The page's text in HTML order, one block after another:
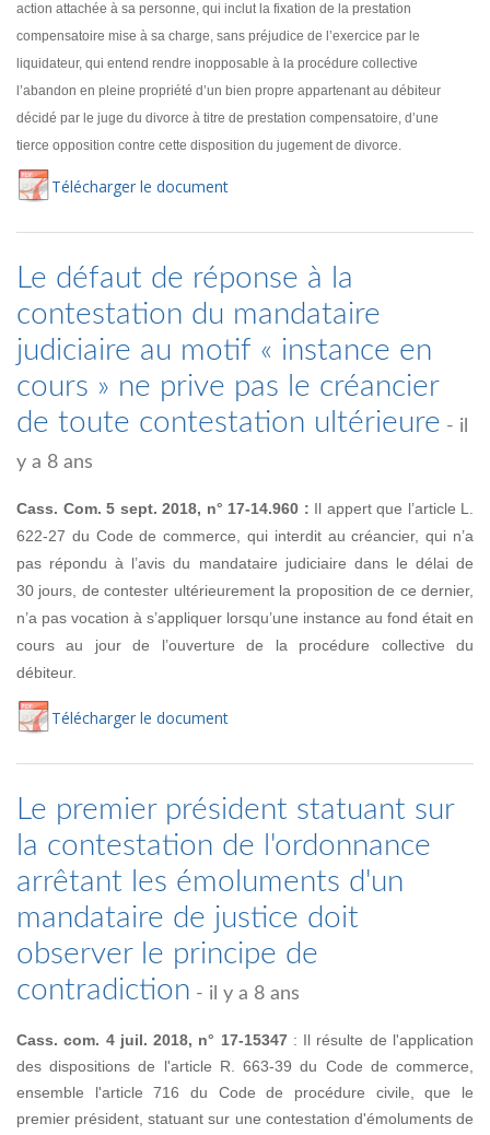
action attachée à sa personne, qui inclut la fixation de la prestation
compensatoire mise à sa charge, sans préjudice de l’exercice par le
liquidateur, qui entend rendre inopposable à la procédure collective
l’abandon en pleine propriété d’un bien propre appartenant au débiteur
décidé par le juge du divorce à titre de prestation compensatoire, d’une
tierce opposition contre cette disposition du jugement de divorce.
Télécharger le document
Le défaut de réponse à la
contestation du mandataire
judiciaire au motif « instance en
cours » ne prive pas le créancier
de toute contestation ultérieure - il
y a 8 ans
Cass. Com. 5 sept. 2018, n° 17-14.960 : Il appert que l’article L.
622-27 du Code de commerce, qui interdit au créancier, qui n’a
pas répondu à l’avis du mandataire judiciaire dans le délai de
30 jours, de contester ultérieurement la proposition de ce dernier,
n’a pas vocation à s’appliquer lorsqu’une instance au fond était en
cours au jour de l’ouverture de la procédure collective du
débiteur.
Télécharger le document
Le premier président statuant sur
la contestation de l'ordonnance
arrêtant les émoluments d'un
mandataire de justice doit
observer le principe de
contradiction - il y a 8 ans
Cass. com. 4 juil. 2018, n° 17-15347: Il résulte de l'application
des dispositions de l'article R. 663-39 du Code de commerce,
ensemble l'article 716 du Code de procédure civile, que le
premier président, statuant sur une contestation d'émoluments de